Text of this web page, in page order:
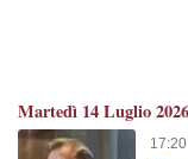
Martedì 14 Luglio 2026